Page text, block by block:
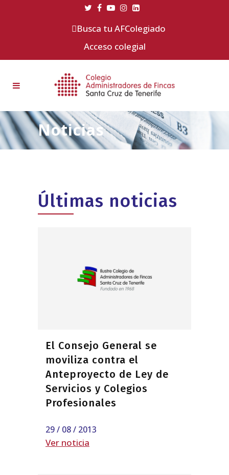
Busca tu AFColegiado
Acceso colegial
Noticias
Últimas noticias
El Consejo General se
moviliza contra el
Anteproyecto de Ley de
Servicios y Colegios
Profesionales
29 / 08 / 2013
Ver noticia